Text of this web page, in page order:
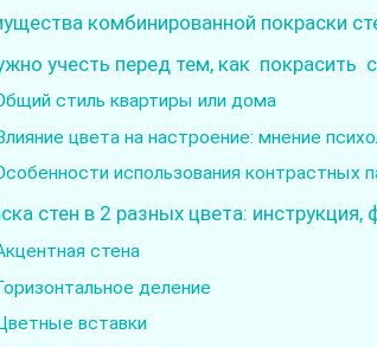
комбинированной покраски
учесть перед тем, как
стиль квартиры или дома
цвета на настроение: мнение
использования контрастных
стен в 2 разных цвета: инструкция,
стена
деление
вставки